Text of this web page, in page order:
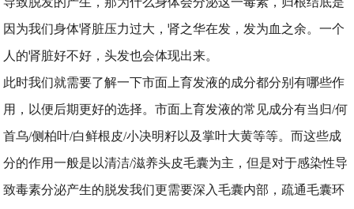
因为我们身体肾脏压力过大，肾之华在发，发为血之余。一个
人的肾脏好不好，头发也会体现出来。
此时我们就需要了解一下市面上育发液的成分都分别有哪些作
用，以便后期更好的选择。市面上育发液的常见成分有当归/何
首乌/侧柏叶/白鲜根皮/小决明籽以及掌叶大黄等等。而这些成
分的作用一般是以清洁/滋养头皮毛囊为主，但是对于感染性导
致毒素分泌产生的脱发我们更需要深入毛囊内部，疏通毛囊环